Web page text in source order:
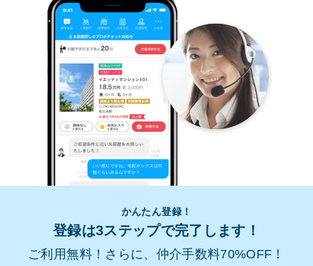
かんたん登録！
登録は3ステップで完了します！
ご利用無料！さらに、仲介手数料70%OFF！